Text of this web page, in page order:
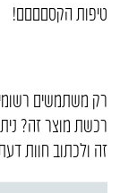
טיפות הקסםםםם!
רק משתמשים
רכשת מוצר זה?
זה ולכתוב חוות דעת.